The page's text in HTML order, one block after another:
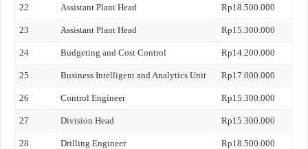
22 Assistant Plant Head Rp18.500.000
23 Assistant Plant Head Rp15.300.000
24 Budgeting and Cost Control Rp14.200.000
25 Business Intelligent and Analytics Unit Rp17.000.000
26 Control Engineer Rp15.300.000
27 Division Head Rp15.300.000
28 Drilling Engineer Rp18.500.000